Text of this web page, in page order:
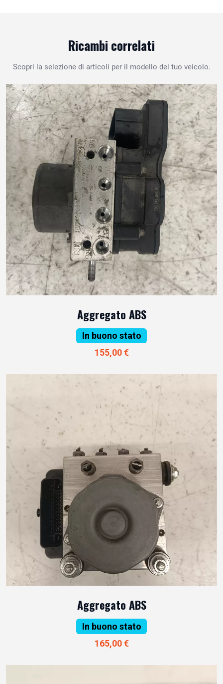
Ricambi correlati
Scopri la selezione di articoli per il modello del tuo veicolo.
Aggregato ABS
In buono stato
155,00 €
Aggregato ABS
In buono stato
165,00 €